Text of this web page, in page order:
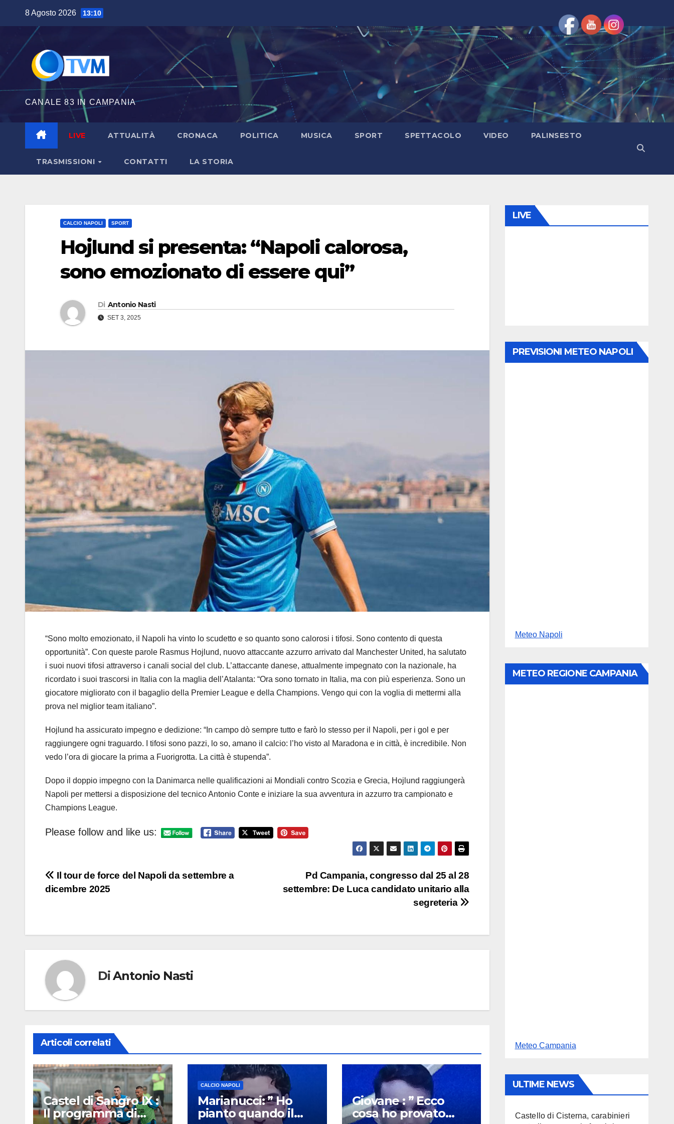
contenuto
8 Agosto 2026 13:10
CANALE 83 IN CAMPANIA
LIVE ATTUALITÀ CRONACA POLITICA MUSICA SPORT SPETTACOLO VIDEO PALINSESTO
TRASMISSIONI CONTATTI LA STORIA
CALCIO NAPOLI SPORT
Hojlund si presenta: “Napoli calorosa,
sono emozionato di essere qui”
Di Antonio Nasti
SET 3, 2025
“Sono molto emozionato, il Napoli ha vinto lo scudetto e so quanto sono calorosi i tifosi. Sono contento di questa
opportunità”. Con queste parole Rasmus Hojlund, nuovo attaccante azzurro arrivato dal Manchester United, ha salutato
i suoi nuovi tifosi attraverso i canali social del club. L’attaccante danese, attualmente impegnato con la nazionale, ha
ricordato i suoi trascorsi in Italia con la maglia dell’Atalanta: “Ora sono tornato in Italia, ma con più esperienza. Sono un
giocatore migliorato con il bagaglio della Premier League e della Champions. Vengo qui con la voglia di mettermi alla
prova nel miglior team italiano”.
Hojlund ha assicurato impegno e dedizione: “In campo dò sempre tutto e farò lo stesso per il Napoli, per i gol e per
raggiungere ogni traguardo. I tifosi sono pazzi, lo so, amano il calcio: l’ho visto al Maradona e in città, è incredibile. Non
vedo l’ora di giocare la prima a Fuorigrotta. La città è stupenda”.
Dopo il doppio impegno con la Danimarca nelle qualificazioni ai Mondiali contro Scozia e Grecia, Hojlund raggiungerà
Napoli per mettersi a disposizione del tecnico Antonio Conte e iniziare la sua avventura in azzurro tra campionato e
Champions League.
Please follow and like us:
Navigazione
Pd Campania, congresso dal 25 al 28
settembre: De Luca candidato unitario alla
segreteria
Il tour de force del Napoli da settembre a
dicembre 2025
DiAntonio Nasti
Articoli correlati
Castel di Sangro IX :
Il programma di
CALCIO NAPOLI
Marianucci: ” Ho
pianto quando il
Giovane : ” Ecco
cosa ho provato
LIVE
PREVISIONI METEO NAPOLI
Meteo Napoli
METEO REGIONE CAMPANIA
Meteo Campania
ULTIME NEWS
Castello di Cisterna, carabinieri